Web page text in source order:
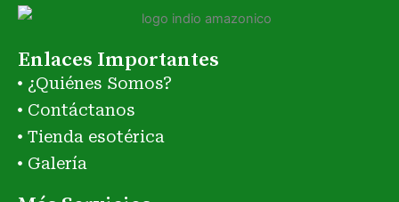
Enlaces Importantes
¿Quiénes Somos?
Contáctanos
Tienda esotérica
Galería